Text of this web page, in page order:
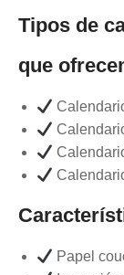
Tipos de
que
Papel